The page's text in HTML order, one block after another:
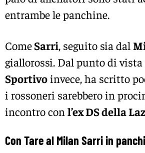
entrambe le panchine.
ComeSarri, seguito sia dal
giallorossi. Dal punto di vista
Sportivoinvece, ha scritto
i rossoneri sarebbero in
incontro con l’ex DS della
Con Tare al Milan Sarri in